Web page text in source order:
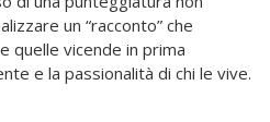
un “racconto” che
quelle vicende in prima
e la passionalità di chi le vive.